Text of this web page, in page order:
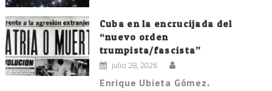
Cuba en la encrucijada del
“nuevo orden
trumpista/fascista”
julio 28, 2026
Enrique Ubieta Gómez.